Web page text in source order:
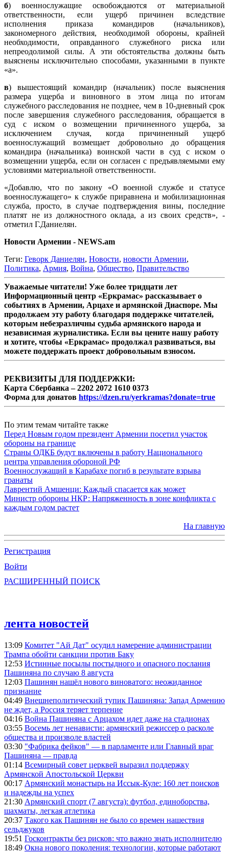
б) военнослужащие освобождаются от материальной
ответственности, если ущерб причинен вследствие
исполнения приказа командиров (начальников),
закономерного действия, необходимой обороны, крайней
необходимости, оправданного служебного риска или
непреодолимой силы. А эти обстоятельства должны быть
выяснены исключительно способами, указанными в пункте
«а».
в) вышестоящий командир (начальник) после выяснения
размера ущерба и виновного в этом лица по итогам
служебного расследования не позднее, чем в 10-дневный срок
после завершения служебного расследования, обращается в
суд с иском о возмещении причиненного ущерба, за
исключением случая, когда причиненный ущерб
военнослужащий возмещает добровольно до обращения
командира (начальника) воинской части в суд с иском о
возмещении ущерба, если он согласен с предъявляемыми ему
условиями материальной ответственности.
«Добавлю, что по закону «О военной службе и статусе
военнослужащего» к службе приравнена и мобилизационная
служба, просто, в случае подтверждения вины, последние
платят не из должностного оклада, а из своих средств», -
отметил Г.Даниелян.
Новости Армении - NEWS.am
Теги: Геворк Даниелян, Новости, новости Армении,
Политика, Армия, Война, Общество, Правительство
Уважаемые читатели! Уже более тридцати лет
Информационный центр «Еркрамас» рассказывает о
событиях в Армении, Арцахе и армянской Диаспоре. Мы
продолжаем эту работу благодаря поддержке читателей,
которым небезразличны судьба армянского народа и
независимая журналистика. Если вы цените нашу работу
и хотите, чтобы «Еркрамас» продолжал развиваться, вы
можете поддержать проект добровольным взносом.
РЕКВИЗИТЫ ДЛЯ ПОДДЕРЖКИ:
Карта Сбербанка – 2202 2072 1610 0373
Форма для донатов https://dzen.ru/yerkramas?donate=true
По этим темам читайте также
Перед Новым годом президент Армении посетил участок
обороны на границе
Страны ОДКБ будут включены в работу Национального
центра управления обороной РФ
Военнослужащий в Карабахе погиб в результате взрыва
гранаты
Лаврентий Амшенци: Каждый спасается как может
Министр обороны НКР: Напряженность в зоне конфликта с
каждым годом растет
На главную
Регистрация
Войти
РАСШИРЕННЫЙ ПОИСК
лента новостей
13:09 Комитет "Ай Дат" осудил намерение администрации
Трампа обойти санкции против Баку
12:53 Истинные посылы постыдного и опасного послания
Пашиняна по случаю 8 августа
12:03 Пашинян нашёл нового виноватого: неожиданное
признание
04:49 Внешнеполитический тупик Пашиняна: Запад Армению
не ждет, а Россия теряет терпение
04:16 Война Пашиняна с Арцахом идет даже на стадионах
03:55 Восемь лет ненависти: армянский режиссер о расколе
общества и произволе властей
03:30 "Фабрика фейков" — в парламенте или Главный враг
Пашиняна — правда
01:14 Всемирный совет церквей выразил поддержку
Армянской Апостольской Церкви
00:17 Армянский монастырь на Иссык-Куле: 160 лет поисков
и надежды на успех
21:30 Армянский спорт (7 августа): футбол, единоборства,
шахматы, легкая атлетика
20:37 Такого как Пашинян не было со времен нашествия
сельджуков
19:51 Госконтракты без рисков: что важно знать исполнителю
18:49 Окна нового поколения: технологии, которые работают